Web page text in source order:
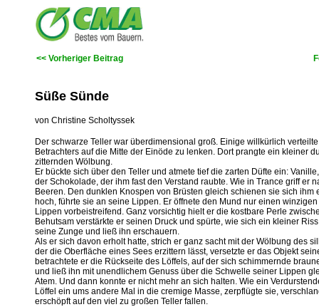
<< Vorheriger Beitrag
Süße Sünde
von Christine Scholtyssek
Der schwarze Teller war überdimensional groß. Einige willkürlich
Betrachters auf die Mitte der Einöde zu lenken. Dort prangte ein kleiner
zitternden Wölbung.
Er bückte sich über den Teller und atmete tief die zarten Düfte ein:
der Schokolade, der ihm fast den Verstand raubte. Wie in Trance griff
Beeren. Den dunklen Knospen von Brüsten gleich schienen sie sich
hoch, führte sie an seine Lippen. Er öffnete den Mund nur einen
Lippen vorbeistreifend. Ganz vorsichtig hielt er die kostbare Perle
Behutsam verstärkte er seinen Druck und spürte, wie sich ein kleiner
seine Zunge und ließ ihn erschauern.
Als er sich davon erholt hatte, strich er ganz sacht mit der Wölbung des
der die Oberfläche eines Sees erzittern lässt, versetzte er das Objekt
betrachtete er die Rückseite des Löffels, auf der sich schimmernde
und ließ ihn mit unendlichem Genuss über die Schwelle seiner Lippen
Atem. Und dann konnte er nicht mehr an sich halten. Wie ein
Löffel ein ums andere Mal in die cremige Masse, zerpflügte sie,
erschöpft auf den viel zu großen Teller fallen.